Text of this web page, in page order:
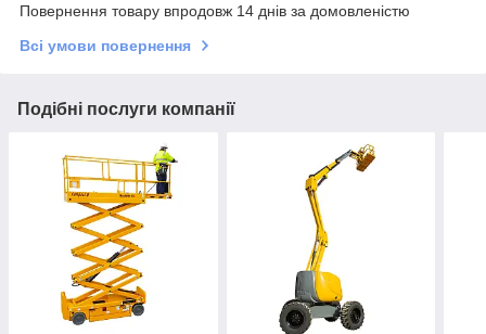
Повернення товару впродовж 14 днів за домовленістю
Всі умови повернення
Подібні послуги компанії